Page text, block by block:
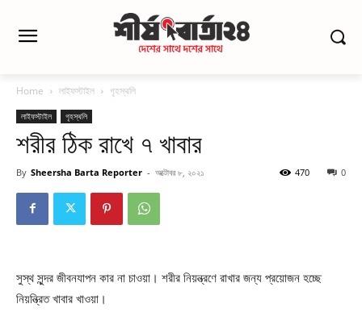
Home লাইফস্টাইল গৃহস্থলি
লাইফস্টাইল গৃহস্থলি
শরীর ঠিক রাখে ৭ খাবার
By Sheersha Barta Reporter - অক্টোবর ৮, ২০২১ 0
470
সুস্থ সুন্দর জীবনযাপন কার না চাওয়া। শরীর নিয়ন্ত্রণে রাখার জন্য প্রয়োজন হচ্ছে
নিয়ন্ত্রিত খাবার খাওয়া।